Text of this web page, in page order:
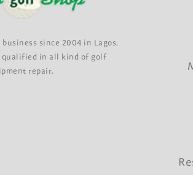
since 2004 in Lagos.
qualified in all kind of golf
repair.